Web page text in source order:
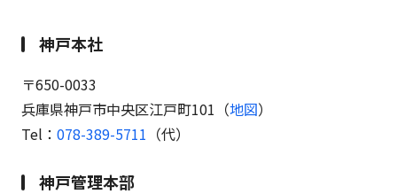
神戸本社
〒650-0033
兵庫県神戸市中央区江戸町101 （地図）
Tel： 078-389-5711 （代）
神戸管理本部